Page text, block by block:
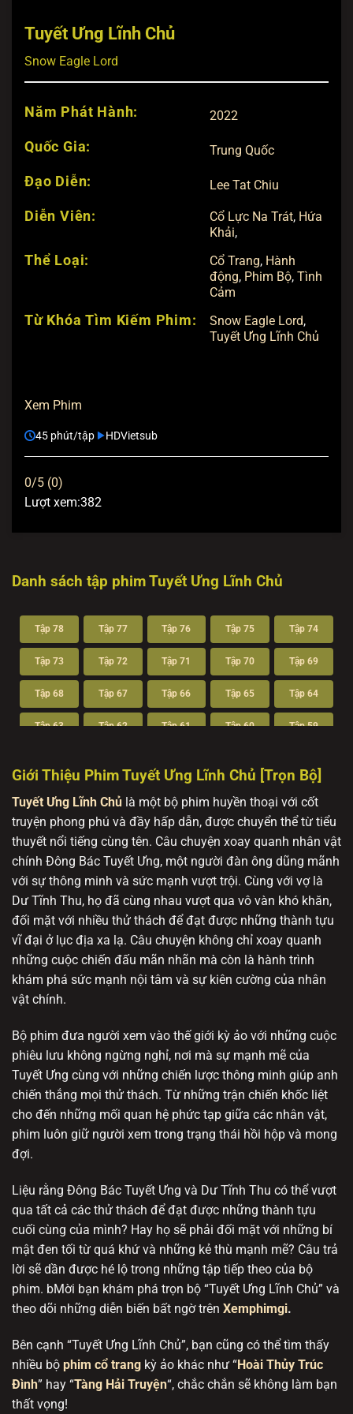
Tuyết Ưng Lĩnh Chủ
Snow Eagle Lord
Năm Phát Hành: 2022
Quốc Gia: Trung Quốc
Đạo Diễn: Lee Tat Chiu
Diễn Viên: Cổ Lực Na Trát, Hứa
Khải,
Thể Loại: Cổ Trang, Hành
động, Phim Bộ, Tình
Cảm
Từ Khóa Tìm Kiếm Phim: Snow Eagle Lord,
Tuyết Ưng Lĩnh Chủ
Xem Phim
45 phút/tập HDVietsub
0/5 (0)
Lượt xem:382
Danh sách tập phim Tuyết Ưng Lĩnh Chủ
Tập 78 Tập 77 Tập 76 Tập 75 Tập 74
Tập 73 Tập 72 Tập 71 Tập 70 Tập 69
Tập 68 Tập 67 Tập 66 Tập 65 Tập 64
Tập 63 Tập 62 Tập 61 Tập 60 Tập 59
Tập 48 Tập 47 Tập 46 Tập 45 Tập 44
Tập 43 Tập 42 Tập 41 Tập 40
Tập 38 Tập 37 Tập 36 Tập 35 Tập 34
Tập 33 Tập 32 Tập 31 Tập 30 Tập 29
Tập 27 Tập 26 Tập 24
Tập 23 Tập 22 Tập 21 Tập 20 Tập 19
Tập 13 Tập 12 Tập 11 Tập 9
Tập 8 Tập 7 Tập 6 Tập 5 Tập 4
Tập 3 Tập 2 Tập 1
Giới Thiệu Phim Tuyết Ưng Lĩnh Chủ [Trọn Bộ]
Tuyết Ưng Lĩnh Chủ là một bộ phim huyền thoại với cốt
truyện phong phú và đầy hấp dẫn, được chuyển thể từ tiểu
thuyết nổi tiếng cùng tên. Câu chuyện xoay quanh nhân vật
chính Đông Bác Tuyết Ưng, một người đàn ông dũng mãnh
với sự thông minh và sức mạnh vượt trội. Cùng với vợ là
Dư Tĩnh Thu, họ đã cùng nhau vượt qua vô vàn khó khăn,
đối mặt với nhiều thử thách để đạt được những thành tựu
vĩ đại ở lục địa xa lạ. Câu chuyện không chỉ xoay quanh
những cuộc chiến đấu mãn nhãn mà còn là hành trình
khám phá sức mạnh nội tâm và sự kiên cường của nhân
vật chính.
Bộ phim đưa người xem vào thế giới kỳ ảo với những cuộc
phiêu lưu không ngừng nghỉ, nơi mà sự mạnh mẽ của
Tuyết Ưng cùng với những chiến lược thông minh giúp anh
chiến thắng mọi thử thách. Từ những trận chiến khốc liệt
cho đến những mối quan hệ phức tạp giữa các nhân vật,
phim luôn giữ người xem trong trạng thái hồi hộp và mong
đợi.
Liệu rằng Đông Bác Tuyết Ưng và Dư Tĩnh Thu có thể vượt
qua tất cả các thử thách để đạt được những thành tựu
cuối cùng của mình? Hay họ sẽ phải đối mặt với những bí
mật đen tối từ quá khứ và những kẻ thù mạnh mẽ? Câu trả
lời sẽ dần được hé lộ trong những tập tiếp theo của bộ
phim. bMời bạn khám phá trọn bộ “Tuyết Ưng Lĩnh Chủ” và
theo dõi những diễn biến bất ngờ trên Xemphimgi.
Bên cạnh “Tuyết Ưng Lĩnh Chủ”, bạn cũng có thể tìm thấy
nhiều bộ phim cổ trang kỳ ảo khác như “Hoài Thủy Trúc
Đình” hay “Tàng Hải Truyện“, chắc chắn sẽ không làm bạn
thất vọng!